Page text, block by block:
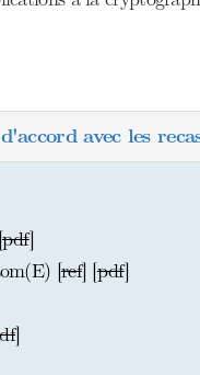
avec les
pdf]
[ref] [pdf]
]